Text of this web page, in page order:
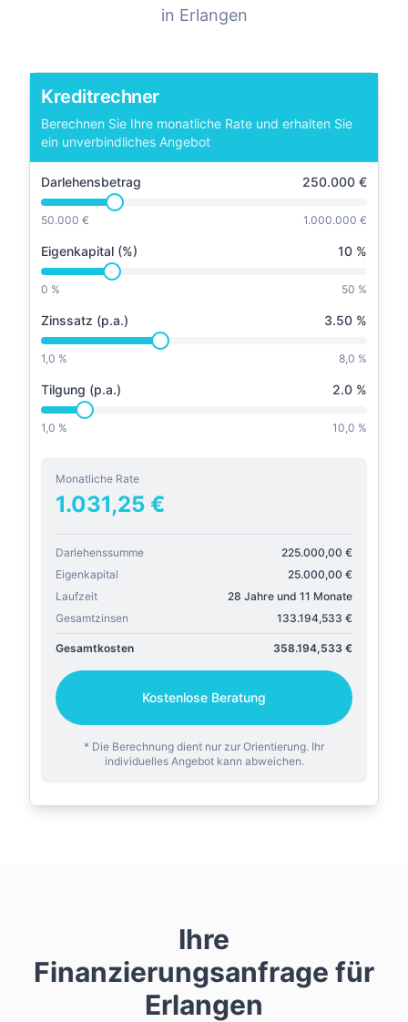
in Erlangen
Kreditrechner
Berechnen Sie Ihre monatliche Rate und erhalten Sie
ein unverbindliches Angebot
Darlehensbetrag 250.000 €
50.000 € 1.000.000 €
Eigenkapital (%) 10 %
0 % 50 %
Zinssatz (p.a.) 3.50 %
1,0 % 8,0 %
Tilgung (p.a.) 2.0 %
1,0 % 10,0 %
Monatliche Rate
1.031,25 €
Darlehenssumme 225.000,00 €
Eigenkapital
25.000,00 €
Laufzeit
28 Jahre und 11 Monate
Gesamtzinsen
133.194,533 €
Gesamtkosten 358.194,533 €
Kostenlose Beratung
* Die Berechnung dient nur zur Orientierung. Ihr
individuelles Angebot kann abweichen.
Ihre
Finanzierungsanfrage für
Erlangen